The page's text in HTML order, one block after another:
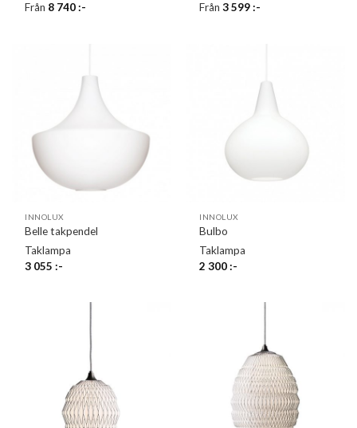
Från 8 740:-
Från3 599:-
INNOLUX
Belle takpendel
Taklampa
3 055:-
INNOLUX
Bulbo
Taklampa
2 300:-